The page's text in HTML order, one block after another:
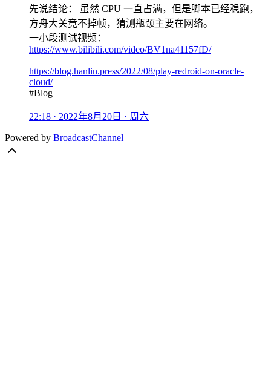
先说结论： 虽然 CPU 一直占满，但是脚本已经稳跑，
方舟大关竟不掉帧，猜测瓶颈主要在网络。
一小段测试视频：
https://www.bilibili.com/video/BV1na41157fD/
https://blog.hanlin.press/2022/08/play-redroid-on-oracle-
cloud/
#Blog
22:18 · 2022年8月20日 · 周六
Powered by BroadcastChannel